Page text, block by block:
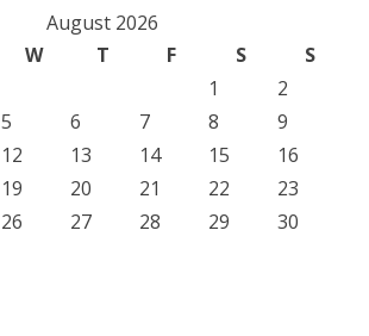
August 2026
W T F S
S
1
2
5 6 7 8
9
12 13 14 15
16
19 20 21 22
23
26 27 28 29
30